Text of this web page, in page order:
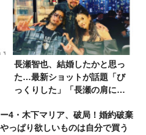
長瀬智也、結婚したかと思っ
た…最新ショットが話題「び
っくりした」「長瀬の肩に置
4・木下マリア、破局！婚約破棄
っぱり欲しいものは自分で買う